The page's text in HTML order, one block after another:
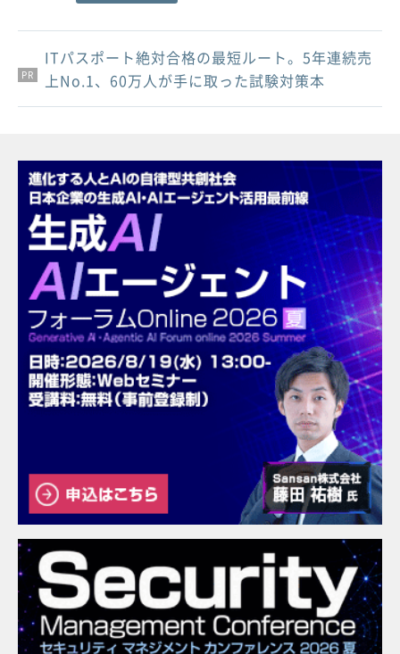
PR
PR
PR
ITパスポート絶対合格の最短ルート。5年連続売
上No.1、60万人が手に取った試験対策本